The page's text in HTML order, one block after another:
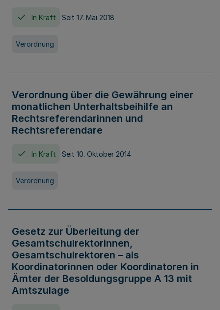
In Kraft Seit 17. Mai 2018
Verordnung
Verordnung über die Gewährung einer
monatlichen Unterhaltsbeihilfe an
Rechtsreferendarinnen und
Rechtsreferendare
In Kraft Seit 10. Oktober 2014
Verordnung
Gesetz zur Überleitung der
Gesamtschulrektorinnen,
Gesamtschulrektoren – als
Koordinatorinnen oder Koordinatoren in
Ämter der Besoldungsgruppe A 13 mit
Amtszulage